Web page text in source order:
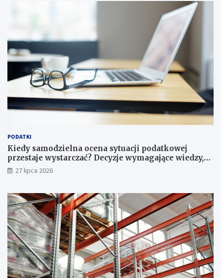
PODATKI
Kiedy samodzielna ocena sytuacji podatkowej
przestaje wystarczać? Decyzje wymagające wiedzy,
której nie zastąpi internet
27 lipca 2026